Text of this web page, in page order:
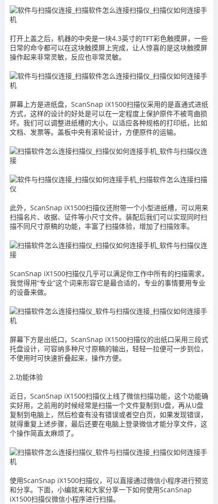
打开上盖之后，机器的中央是一块4.3英寸的TFT彩色触摸屏，一些
日常的命令都可以在这块触摸屏上完成，让人惊喜的是这块触摸屏
操作起来非常灵敏，反应也非常灵敏。
屏幕上方是进纸盘，ScanSnap iX1500扫描仪采用的是直通式进纸
方式，这样的设计的好处是可以在一定程度上保护原件不被弯曲损
坏。我们可以调整进纸槽的大小，以适应各种规格的打印纸，比如
文档、发票等。盖板中央有滚轮设计，方便原件的运输。
此外，ScanSnap iX1500扫描仪还附带一个小型进纸槽，可以用来
扫描名片、收据、证件等小尺寸文件。装配后我们可以实现同时扫
描不同尺寸原稿的功能，丰富了扫描体验，增加了扫描效率。
ScanSnap iX1500扫描仪几乎可以满足你工作中所有的扫描需求，
我觉得用“专业”这个词来形容它是最合适的，专业的事情要用专业
的设备来做。
屏幕下方是出纸口，ScanSnap iX1500扫描仪的出纸口采用三段式
托盘设计，可容纳多种尺寸原稿的输出，轻轻一拉便可一步到位，
不使用时可快速折叠起来，操作方便。
2.功能体验
近日，ScanSnap iX1500扫描仪上线了微信扫描功能，这个功能确
实好用，之前用的时候经常是扫描一个文件复制到U盘，再从U盘
复制到电脑上，然后检查有没有错误或者空白页，如果发现错误，
就得重复上述步骤，最后还要在电脑上登录微信才能分享文件，这
个操作简直太麻烦了。
使用ScanSnap iX1500扫描仪，可以直接通过微信小程序进行预览
和分享。下面，小编就来和大家分享一下如何使用ScanSnap
iX1500扫描仪微信小程序进行扫描。